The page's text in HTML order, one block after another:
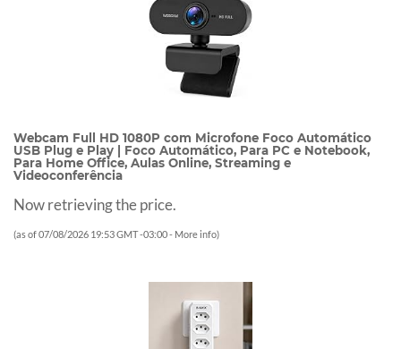
Webcam Full HD 1080P com Microfone Foco Automático
USB Plug e Play | Foco Automático, Para PC e Notebook,
Para Home Office, Aulas Online, Streaming e
Videoconferência
Now retrieving the price.
(as of 07/08/2026 19:53 GMT -03:00 - More info)